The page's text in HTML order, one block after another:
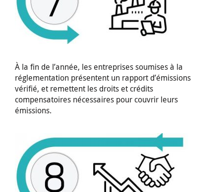
À la fin de l’année, les entreprises soumises à la
réglementation présentent un rapport d’émissions
vérifié, et remettent les droits et crédits
compensatoires nécessaires pour couvrir leurs
émissions.